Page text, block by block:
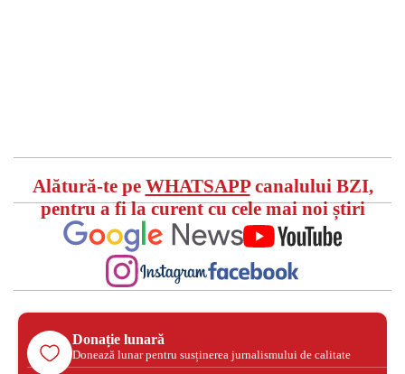
Alătură-te pe WHATSAPPcanalului BZI,
pentru a fi la curent cu cele mai noi știri
Donație lunară
Donează lunar pentru susținerea jurnalismului de calitate